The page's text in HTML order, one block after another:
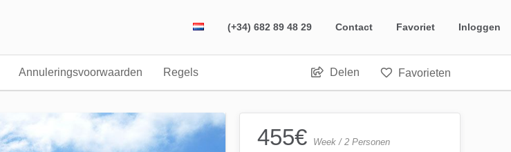
(+34) 682 89 48 29 Contact Favoriet Inloggen
Annuleringsvoorwaarden Regels Delen Favorieten
455€ Week / 2 Personen